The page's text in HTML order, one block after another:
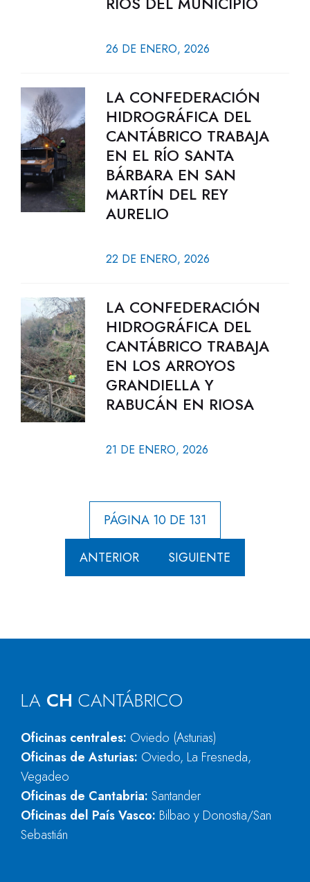
26 DE ENERO, 2026
LA CONFEDERACIÓN
HIDROGRÁFICA DEL
CANTÁBRICO TRABAJA
EN EL RÍO SANTA
BÁRBARA EN SAN
MARTÍN DEL REY
AURELIO
22 DE ENERO, 2026
LA CONFEDERACIÓN
HIDROGRÁFICA DEL
CANTÁBRICO TRABAJA
EN LOS ARROYOS
GRANDIELLA Y
RABUCÁN EN RIOSA
21 DE ENERO, 2026
PÁGINA 10 DE 131
ANTERIOR SIGUIENTE
LA CH CANTÁBRICO
Oficinas centrales: Oviedo (Asturias)
Oficinas de Asturias: Oviedo, La Fresneda,
Vegadeo
Oficinas de Cantabria: Santander
Oficinas del País Vasco: Bilbao y Donostia/San
Sebastián